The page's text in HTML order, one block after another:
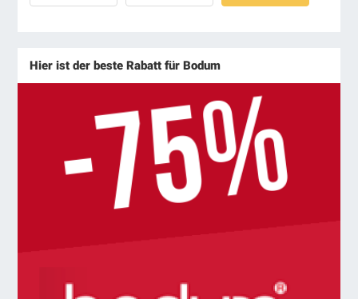
Hier ist der beste Rabatt für Bodum